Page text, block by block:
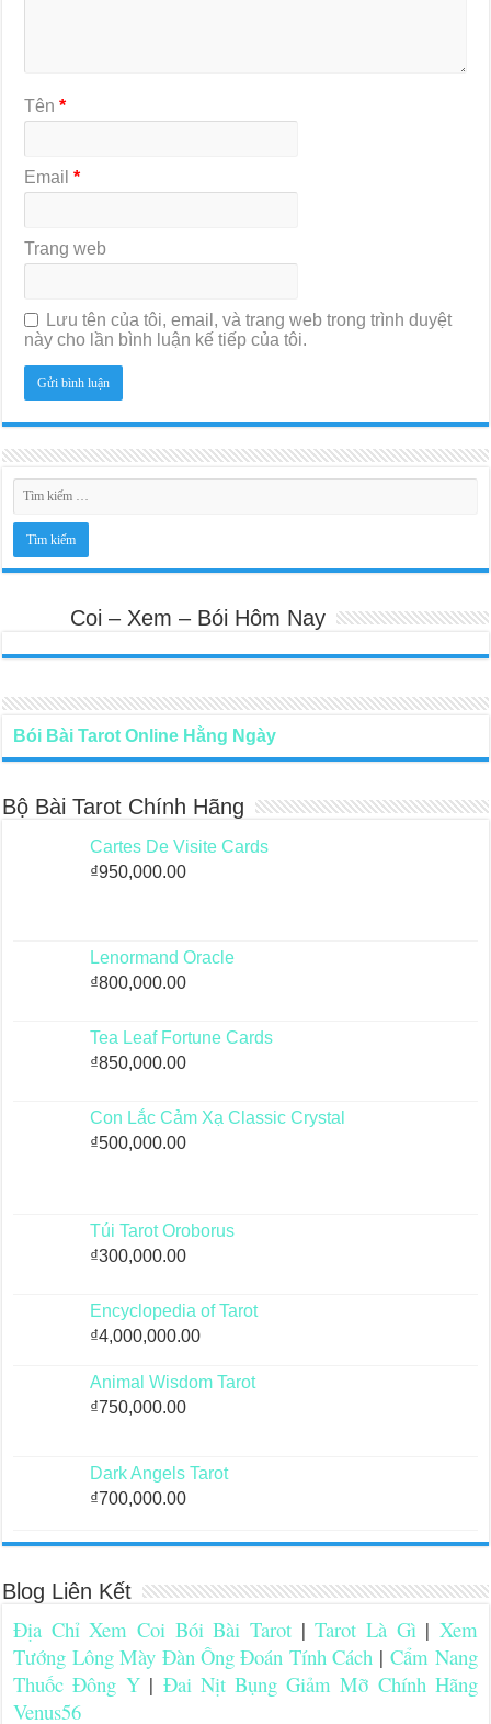
Tên*
Email*
Trang web
Lưu tên của tôi, email, và trang web trong trình duyệt
này cho lần bình luận kế tiếp của tôi.
Coi – Xem – Bói Hôm Nay
Bói Bài Tarot Online Hằng Ngày
Bộ Bài Tarot Chính Hãng
Cartes De Visite Cards
₫950,000.00
Lenormand Oracle
₫800,000.00
Tea Leaf Fortune Cards
₫850,000.00
Con Lắc Cảm Xạ Classic Crystal
₫500,000.00
Túi Tarot Oroborus
₫300,000.00
Encyclopedia of Tarot
₫4,000,000.00
Animal Wisdom Tarot
₫750,000.00
Dark Angels Tarot
₫700,000.00
Blog Liên Kết
Địa Chỉ Xem Coi Bói Bài Tarot |Tarot Là Gì| Xem
Tướng Lông Mày Đàn Ông Đoán Tính Cách |Cẩm Nang
Thuốc Đông Y| Đai Nịt Bụng Giảm Mỡ Chính Hãng
Venus56